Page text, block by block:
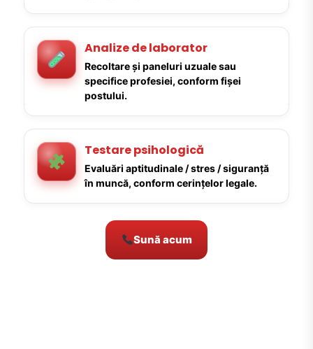
Analize de laborator
Recoltare și paneluri uzuale sau
specifice profesiei, conform fișei
postului.
Testare psihologică
Evaluări aptitudinale / stres / siguranță
în muncă, conform cerințelor legale.
Sună acum